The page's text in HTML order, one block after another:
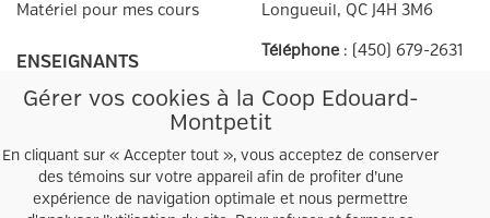
Gérer vos cookies à la Coop Edouard-
Montpetit
En cliquant sur « Accepter tout », vous acceptez de conserver
des témoins sur votre appareil afin de profiter d’une
expérience de navigation optimale et nous permettre
Matériel pour mes cours
ENSEIGNANTS
Guide pour création de
Prescriptions Cégep / ÉNA
LISTES SCOLAIRES
Longueuil, QC J4H 3M6
Téléphone :
(450) 679-2631
Autres points de vente
Facebook
Twitter